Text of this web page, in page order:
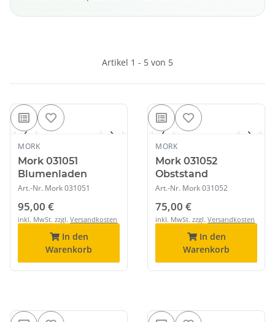
Artikel 1 - 5 von 5
AUF LAGER
‹ ›
MORK
Mork 031051
Blumenladen
Art.-Nr. Mork 031051
95,00 €
inkl. MwSt. zzgl.Versandkosten
In den
Warenkorb
AUF LAGER
‹ ›
MORK
Mork 031052
Obststand
Art.-Nr. Mork 031052
75,00 €
inkl. MwSt. zzgl.Versandkosten
In den
Warenkorb